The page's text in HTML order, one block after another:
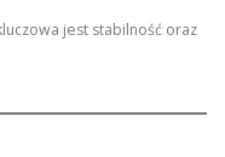
jest stabilność oraz